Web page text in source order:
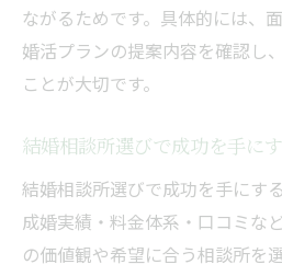
ながるためです。具体的には、
婚活プランの提案内容を確認し
ことが大切です。
結婚相談所選びで成功を手に
結婚相談所選びで成功を手にす
成婚実績・料金体系・口コミな
の価値観や希望に合う相談所を